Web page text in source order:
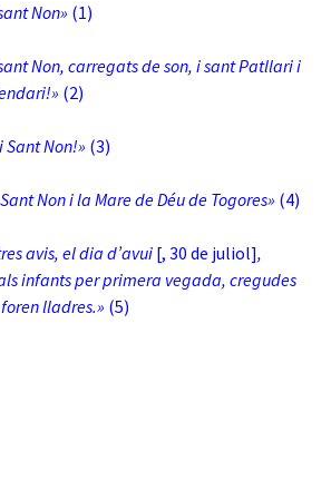
Non» (1)
Non, carregats de son, i sant Patllari i
(2)
Sant Non!» (3)
Non i la Mare de Déu de Togores» (4)
avis, el dia d’avui [, 30 de juliol],
infants per primera vegada, cregudes
lladres.» (5)